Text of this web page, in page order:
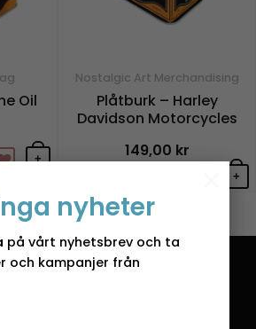
nyheter
på vårt nyhetsbrev och ta
och kampanjer från
Oil
+
Nostalgic Art Merchandising
Plåtburk – Harley
Davidson Motorcycles
149,00 kr
+